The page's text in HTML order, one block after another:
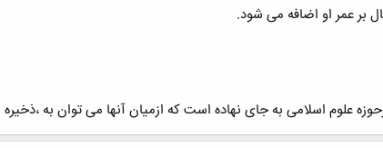
علوم اسلامی به جای نهاده است که ازمیان آنها می توان به